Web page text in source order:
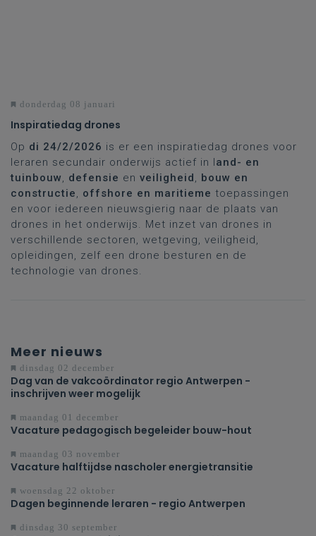
donderdag 08 januari
Inspiratiedag drones
Op di 24/2/2026 is er een inspiratiedag drones voor
leraren secundair onderwijs actief in land- en
tuinbouw, defensie en veiligheid, bouw en
constructie, offshore en maritieme toepassingen
en voor iedereen nieuwsgierig naar de plaats van
drones in het onderwijs. Met inzet van drones in
verschillende sectoren, wetgeving, veiligheid,
opleidingen, zelf een drone besturen en de
technologie van drones.
Meer nieuws
dinsdag 02 december
Dag van de vakcoördinator regio Antwerpen -
inschrijven weer mogelijk
maandag 01 december
Vacature pedagogisch begeleider bouw-hout
maandag 03 november
Vacature halftijdse nascholer energietransitie
woensdag 22 oktober
Dagen beginnende leraren - regio Antwerpen
dinsdag 30 september